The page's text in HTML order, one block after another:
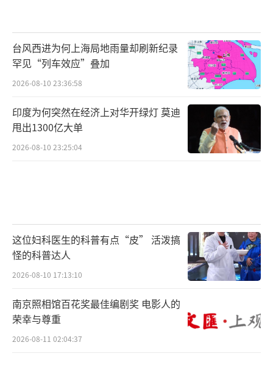
台风西进为何上海局地雨量却刷新纪录
罕见“列车效应”叠加
2026-08-10 23:36:58
印度为何突然在经济上对华开绿灯 莫迪
甩出1300亿大单
2026-08-10 23:25:04
这位妇科医生的科普有点“皮” 活泼搞
怪的科普达人
2026-08-10 17:13:10
南京照相馆百花奖最佳编剧奖 电影人的
荣幸与尊重
2026-08-11 02:04:37